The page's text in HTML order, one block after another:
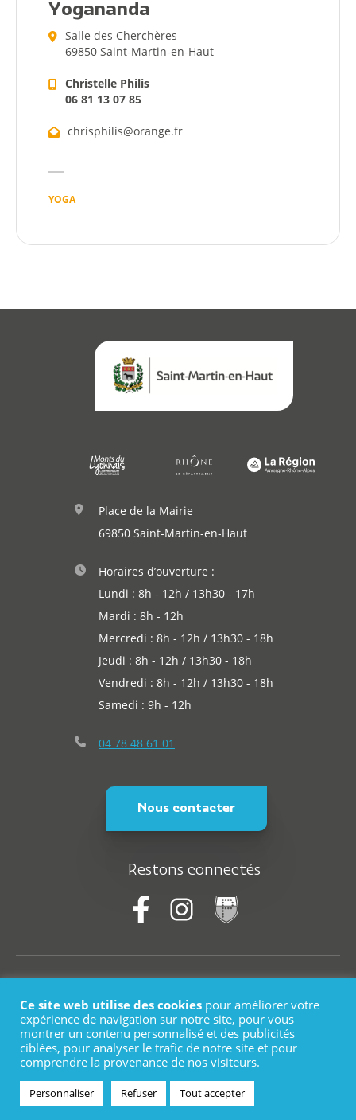
Yogananda
Salle des Cherchères
69850 Saint-Martin-en-Haut
Christelle Philis
06 81 13 07 85
chrisphilis@orange.fr
YOGA
Place de la Mairie
69850 Saint-Martin-en-Haut
Horaires d’ouverture :
Lundi : 8h - 12h / 13h30 - 17h
Mardi : 8h - 12h
Mercredi : 8h - 12h / 13h30 - 18h
Jeudi : 8h - 12h / 13h30 - 18h
Vendredi : 8h - 12h / 13h30 - 18h
Samedi : 9h - 12h
04 78 48 61 01
Nous contacter
Restons connectés
Plan du site
Mentions légales
Logo
Actualités
Actualités
Ce site web utilise des cookies pour améliorer votre
expérience de navigation sur notre site, pour vous
montrer un contenu personnalisé et des publicités
ciblées, pour analyser le trafic de notre site et pour
comprendre la provenance de nos visiteurs.
Personnaliser Refuser Tout accepter